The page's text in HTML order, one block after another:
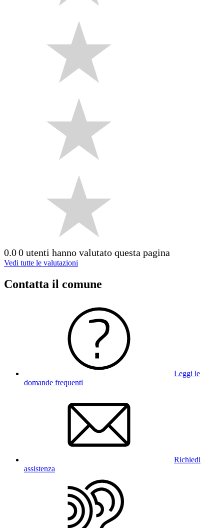
0.00 utenti hanno valutato questa pagina
Vedi tutte le valutazioni
Contatta il comune
Leggi le
domande frequenti
Richiedi
assistenza